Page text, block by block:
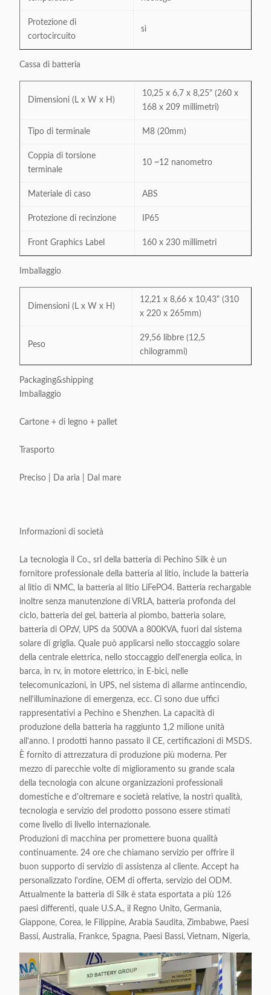
Protezione di
cortocircuito
sì
Cassa di batteria
Dimensioni (L x W x H)
10,25 x 6,7 x 8,25" (260 x
168 x 209 millimetri)
Tipo di terminale M8 (20mm)
Coppia di torsione
terminale
10 ~12 nanometro
Materiale di caso ABS
Protezione di recinzione IP65
Front Graphics Label 160 x 230 millimetri
Imballaggio
Dimensioni (L x W x H)
12,21 x 8,66 x 10,43" (310
x 220 x 265mm)
Peso
29,56 libbre (12,5
chilogrammi)
Packaging&shipping
Imballaggio
Cartone + di legno + pallet
Trasporto
Preciso | Da aria | Dal mare
Informazioni di società
La tecnologia il Co., srl della batteria di Pechino Silk è un
fornitore professionale della batteria al litio, include la batteria
al litio di NMC, la batteria al litio LiFePO4. Batteria rechargable
inoltre senza manutenzione di VRLA, batteria profonda del
ciclo, batteria del gel, batteria al piombo, batteria solare,
batteria di OPzV, UPS da 500VA a 800KVA, fuori dal sistema
solare di griglia. Quale può applicarsi nello stoccaggio solare
della centrale elettrica, nello stoccaggio dell'energia eolica, in
barca, in rv, in motore elettrico, in E-bici, nelle
telecomunicazioni, in UPS, nel sistema di allarme antincendio,
nell'illuminazione di emergenza, ecc. Ci sono due uffici
rappresentativi a Pechino e Shenzhen. La capacità di
produzione della batteria ha raggiunto 1,2 milione unità
all'anno. I prodotti hanno passato il CE, certificazioni di MSDS.
È fornito di attrezzatura di produzione più moderna. Per
mezzo di parecchie volte di miglioramento su grande scala
della tecnologia con alcune organizzazioni professionali
domestiche e d'oltremare e società relative, la nostri qualità,
tecnologia e servizio del prodotto possono essere stimati
come livello di livello internazionale.
Produzioni di macchina per promettere buona qualità
continuamente. 24 ore che chiamano servizio per offrire il
buon supporto di servizio di assistenza al cliente. Accept ha
personalizzato l'ordine, OEM di offerta, servizio del ODM.
Attualmente la batteria di Silk è stata esportata a più 126
paesi differenti, quale U.S.A., il Regno Unito, Germania,
Giappone, Corea, le Filippine, Arabia Saudita, Zimbabwe, Paesi
Bassi, Australia, Frankce, Spagna, Paesi Bassi, Vietnam, Nigeria,